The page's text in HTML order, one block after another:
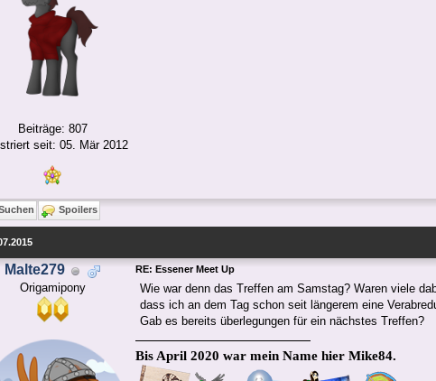
Beiträge: 807
seit: 05. Mär 2012
Spoilers
Malte279
Origamipony
RE: Essener Meet Up
Wie war denn das Treffen am Samstag? Waren viele
dass ich an dem Tag schon seit längerem eine
Gab es bereits überlegungen für ein nächstes Treffen?
Bis April 2020 war mein Name hier Mike84.